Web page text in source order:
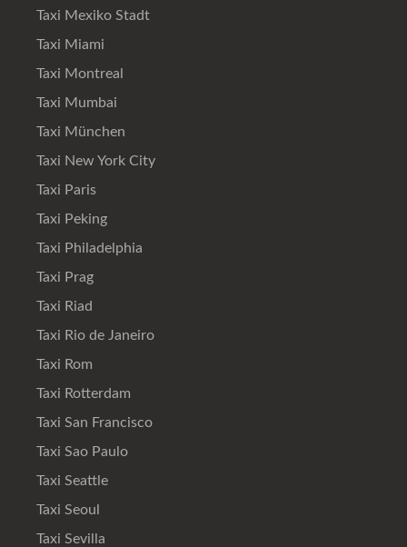
Taxi Mexiko Stadt
Taxi Miami
Taxi Montreal
Taxi Mumbai
Taxi München
Taxi New York City
Taxi Paris
Taxi Peking
Taxi Philadelphia
Taxi Prag
Taxi Riad
Taxi Rio de Janeiro
Taxi Rom
Taxi Rotterdam
Taxi San Francisco
Taxi Sao Paulo
Taxi Seattle
Taxi Seoul
Taxi Sevilla